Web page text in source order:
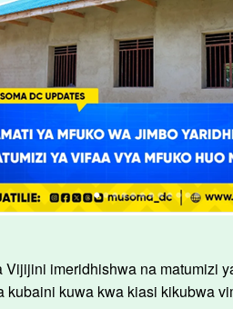
Vijijini imeridhishwa na matumizi
kubaini kuwa kwa kiasi kikubwa